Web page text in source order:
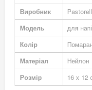
Виробник
Модель
для
Колір
Матеріал
Нейлон
Розмір
16 х 12